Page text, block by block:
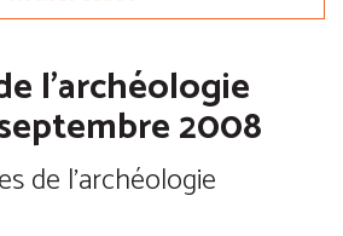
l'archéologie
septembre 2008
de l'archéologie